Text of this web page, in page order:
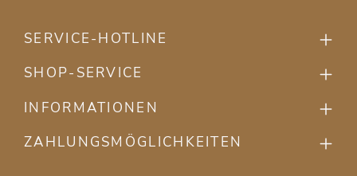
SERVICE-HOTLINE
SHOP-SERVICE
INFORMATIONEN
ZAHLUNGSMÖGLICHKEITEN